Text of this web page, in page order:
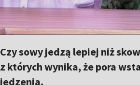
Czy sowy jedzą lepiej niż
z których wynika, że pora
jedzenia.